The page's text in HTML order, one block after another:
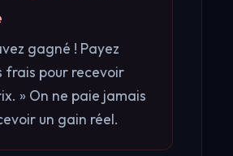
gagné ! Payez
frais pour recevoir
» On ne paie jamais
un gain réel.